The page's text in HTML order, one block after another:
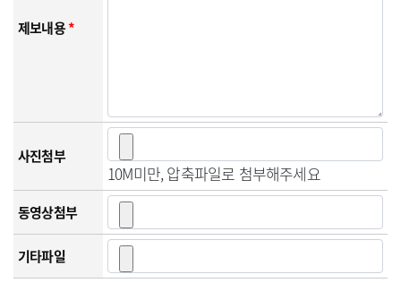
제보내용*
사진첨부
10M미만, 압축파일로 첨부해주세요
동영상첨부
기타파일